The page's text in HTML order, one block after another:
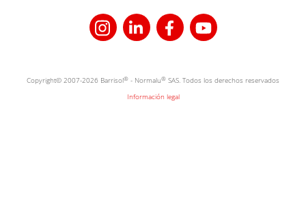
Copyright© 2007-2026 Barrisol® - Normalu® SAS. Todos los derechos reservados
Información legal